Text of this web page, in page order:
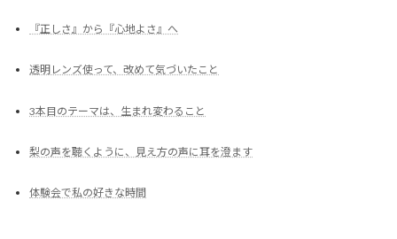
『正しさ』から『心地よさ』へ
透明レンズ使って、改めて気づいたこと
3本目のテーマは、生まれ変わること
梨の声を聴くように、見え方の声に耳を澄ます
体験会で私の好きな時間